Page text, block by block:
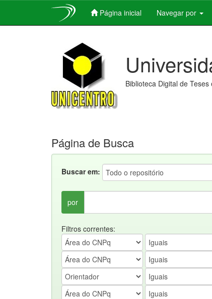
Página inicial Navegar por
Biblioteca Digital de
Página de Busca
Buscar em:
por
Filtros correntes: